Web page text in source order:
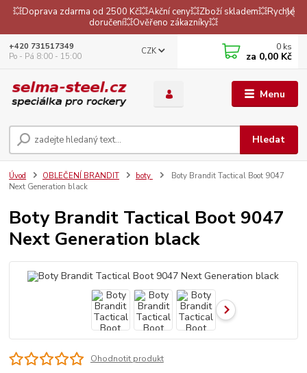
💥Doprava zdarma od 2500 Kč💥Akční ceny💥Zboží skladem💥Rychlé
doručení💥Ověřeno zákazníky💥
Menu
CZK
Hledat
+420 731517349
Po - Pá 8:00 - 15:00
0 ks
za 0,00 Kč
Úvod OBLEČENÍ BRANDIT boty
Boty Brandit Tactical Boot 9047
Next Generation black
Boty Brandit Tactical Boot 9047
Next Generation black
Ohodnotit produkt